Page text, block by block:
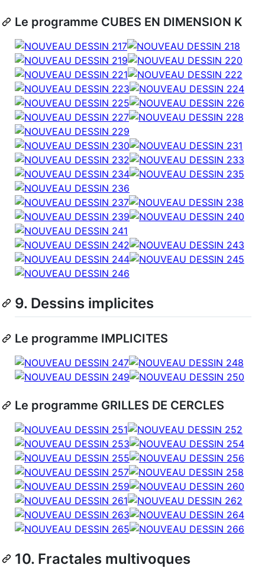
Le programme CUBES EN DIMENSION K
9. Dessins implicites
Le programme IMPLICITES
Le programme GRILLES DE CERCLES
10. Fractales multivoques